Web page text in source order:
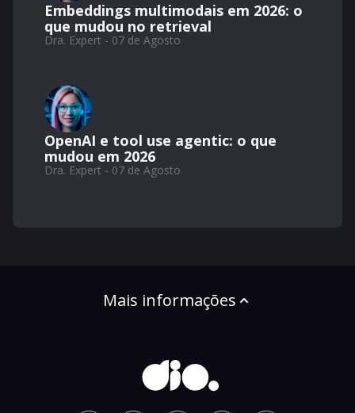
Embeddings multimodais em 2026: o
que mudou no retrieval
Dra. Expert - 07 de Agosto
OpenAI e tool use agentic: o que
mudou em 2026
Dra. Expert - 07 de Agosto
Mais informações